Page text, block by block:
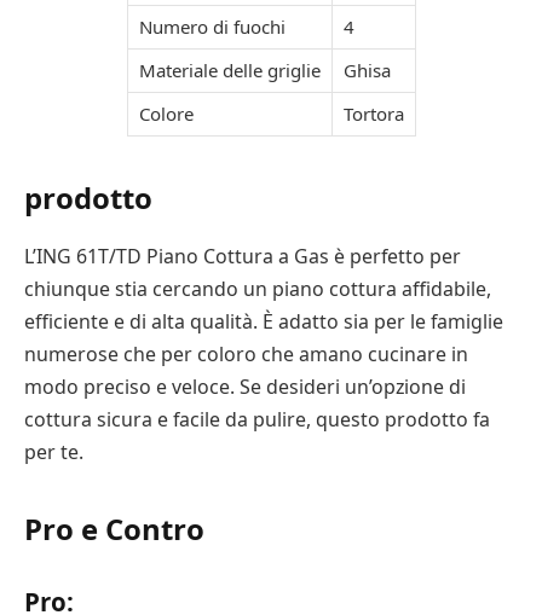
Numero di fuochi
4
Materiale delle griglie
Ghisa
Colore
Tortora
prodotto
L’ING 61T/TD Piano Cottura a Gas è perfetto per
chiunque stia cercando un piano cottura affidabile,
efficiente e di alta qualità. È adatto sia per le famiglie
numerose che per coloro che amano cucinare in
modo preciso e veloce. Se desideri un’opzione di
cottura sicura e facile da pulire, questo prodotto fa
per te.
Pro e Contro
Pro: